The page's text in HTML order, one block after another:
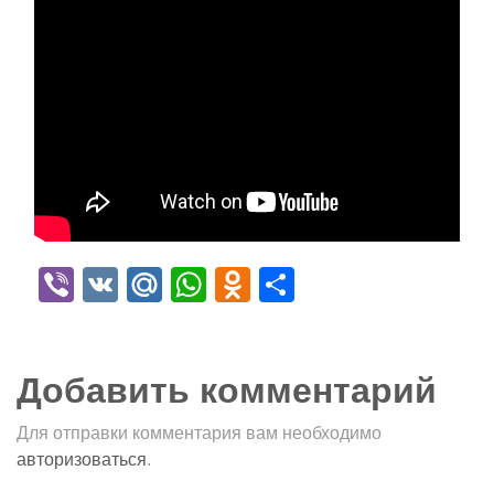
Viber
VK Mail.Ru
WhatsApp
Odnoklassniki
Добавить комментарий
Для отправки комментария вам необходимо
авторизоваться.